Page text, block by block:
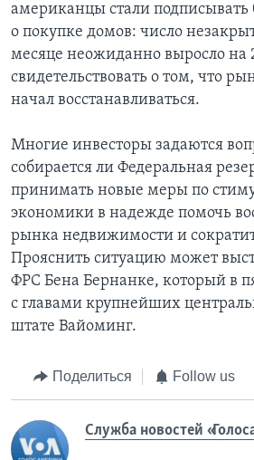
американцы стали подписывать
о покупке домов: число
месяце неожиданно выросло на
свидетельствовать о том, что
начал восстанавливаться.
Многие инвесторы задаются
собирается ли Федеральная
принимать новые меры по
экономики в надежде помочь
рынка недвижимости и
Прояснить ситуацию может
ФРС Бена Бернанке, который в
с главами крупнейших
штате Вайоминг.
Поделиться Follow us
Служба новостей